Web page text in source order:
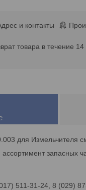
и контакты
товара в течение
для Измельчителя
запасных
511-31-24, 8 (029)